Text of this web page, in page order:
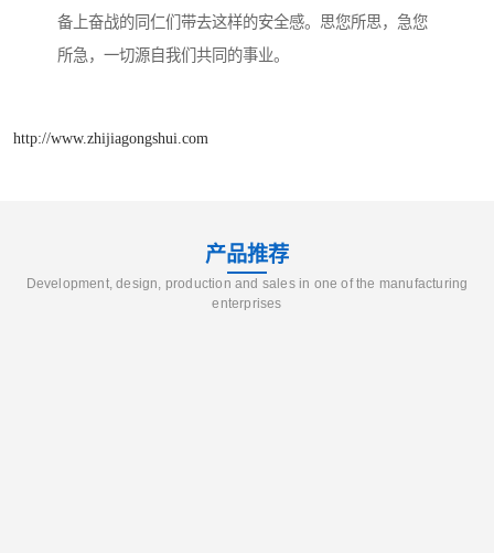
备上奋战的同仁们带去这样的安全感。思您所思，急您
所急，一切源自我们共同的事业。
http://www.zhijiagongshui.com
产品推荐
Development, design, production and sales in one of the manufacturing
enterprises